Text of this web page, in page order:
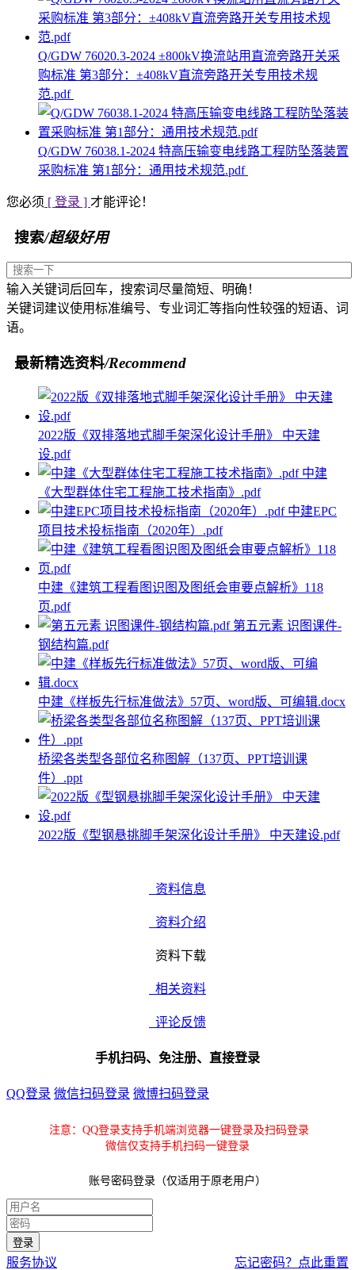
Q/GDW 76020.3-2024 ±800kV换流站用直流旁路开关采
购标准 第3部分：±408kV直流旁路开关专用技术规
范.pdf
Q/GDW 76038.1-2024 特高压输变电线路工程防坠落装置
采购标准 第1部分：通用技术规范.pdf
您必须 [ 登录 ] 才能评论！
搜索/超级好用
输入关键词后回车，搜索词尽量简短、明确！
关键词建议使用标准编号、专业词汇等指向性较强的短语、词
语。
最新精选资料/Recommend
2022版《双排落地式脚手架深化设计手册》 中天建
设.pdf
中建
《大型群体住宅工程施工技术指南》.pdf
中建EPC
项目技术投标指南（2020年）.pdf
中建《建筑工程看图识图及图纸会审要点解析》118
页.pdf
第五元素 识图课件-
钢结构篇.pdf
中建《样板先行标准做法》57页、word版、可编辑.docx
桥梁各类型各部位名称图解（137页、PPT培训课
件）.ppt
2022版《型钢悬挑脚手架深化设计手册》 中天建设.pdf
资料信息
资料介绍
资料下载
相关资料
评论反馈
手机扫码、免注册、直接登录
QQ登录 微信扫码登录 微博扫码登录
注意：QQ登录支持手机端浏览器一键登录及扫码登录
微信仅支持手机扫码一键登录
账号密码登录（仅适用于原老用户）
服务协议 忘记密码？点此重置